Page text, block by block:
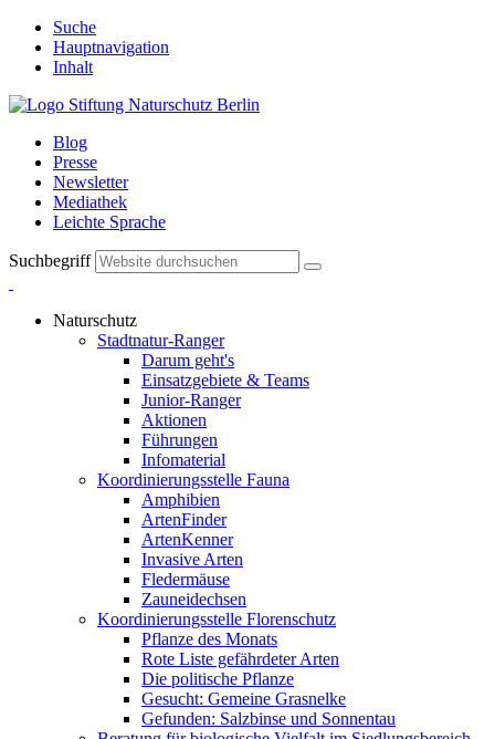
Suche
Hauptnavigation
Inhalt
Blog
Presse
Newsletter
Mediathek
Leichte Sprache
Suchbegriff
Naturschutz
Stadtnatur-Ranger
Darum geht's
Einsatzgebiete & Teams
Junior-Ranger
Aktionen
Führungen
Infomaterial
Koordinierungsstelle Fauna
Amphibien
ArtenFinder
ArtenKenner
Invasive Arten
Fledermäuse
Zauneidechsen
Koordinierungsstelle Florenschutz
Pflanze des Monats
Rote Liste gefährdeter Arten
Die politische Pflanze
Gesucht: Gemeine Grasnelke
Gefunden: Salzbinse und Sonnentau